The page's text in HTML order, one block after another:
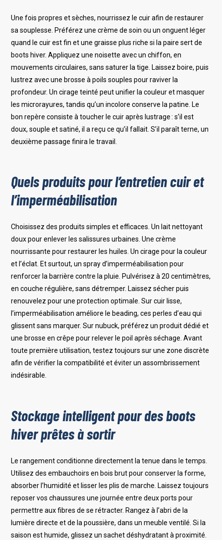
Une fois propres et sèches, nourrissez le cuir afin de restaurer
sa souplesse. Préférez une crème de soin ou un onguent léger
quand le cuir est fin et une graisse plus riche si la paire sert de
boots hiver. Appliquez une noisette avec un chiffon, en
mouvements circulaires, sans saturer la tige. Laissez boire, puis
lustrez avec une brosse à poils souples pour raviver la
profondeur. Un cirage teinté peut unifier la couleur et masquer
les microrayures, tandis qu’un incolore conserve la patine. Le
bon repère consiste à toucher le cuir après lustrage : s’il est
doux, souple et satiné, il a reçu ce qu’il fallait. S’il paraît terne, un
deuxième passage finira le travail.
Quels produits pour l’entretien cuir et
l’imperméabilisation
Choisissez des produits simples et efficaces. Un lait nettoyant
doux pour enlever les salissures urbaines. Une crème
nourrissante pour restaurer les huiles. Un cirage pour la couleur
et l’éclat. Et surtout, un spray d’imperméabilisation pour
renforcer la barrière contre la pluie. Pulvérisez à 20 centimètres,
en couche régulière, sans détremper. Laissez sécher puis
renouvelez pour une protection optimale. Sur cuir lisse,
l’imperméabilisation améliore le beading, ces perles d’eau qui
glissent sans marquer. Sur nubuck, préférez un produit dédié et
une brosse en crêpe pour relever le poil après séchage. Avant
toute première utilisation, testez toujours sur une zone discrète
afin de vérifier la compatibilité et éviter un assombrissement
indésirable.
Stockage intelligent pour des boots
hiver prêtes à sortir
Le rangement conditionne directement la tenue dans le temps.
Utilisez des embauchoirs en bois brut pour conserver la forme,
absorber l’humidité et lisser les plis de marche. Laissez toujours
reposer vos chaussures une journée entre deux ports pour
permettre aux fibres de se rétracter. Rangez à l’abri de la
lumière directe et de la poussière, dans un meuble ventilé. Si la
saison est humide, glissez un sachet déshydratant à proximité.